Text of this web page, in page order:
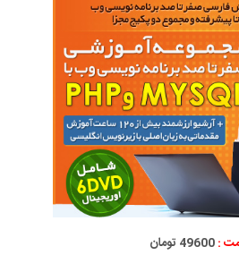
:49600 تومان